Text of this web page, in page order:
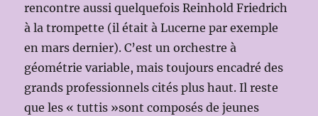
rencontre aussi quelquefois Reinhold Friedrich
à la trompette (il était à Lucerne par exemple
en mars dernier). C’est un orchestre à
géométrie variable, mais toujours encadré des
grands professionnels cités plus haut. Il reste
que les « tuttis »sont composés de jeunes